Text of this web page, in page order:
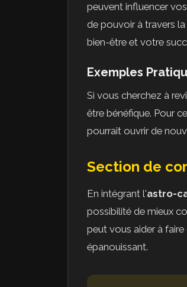
peuvent influencer
de pouvoir à travers
bien-être et votre
Exemples
Si vous cherchez à
être bénéfique. Pour
pourrait ouvrir de
Section de
En intégrant l'astro-
possibilité de mieux
peut vous aider à
épanouissant.